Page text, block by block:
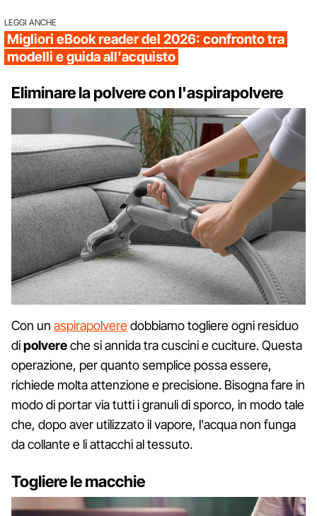
LEGGI ANCHE
Migliori eBook reader del 2026: confronto tra
modelli e guida all'acquisto
Eliminare la polvere con l'aspirapolvere
Con un aspirapolveredobbiamo togliere ogni residuo
dipolvereche si annida tra cuscini e cuciture. Questa
operazione, per quanto semplice possa essere,
richiede molta attenzione e precisione. Bisogna fare in
modo di portar via tutti i granuli di sporco, in modo tale
che, dopo aver utilizzato il vapore, l'acqua non funga
da collante e li attacchi al tessuto.
Togliere le macchie